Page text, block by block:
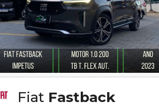
Fiat Fastback